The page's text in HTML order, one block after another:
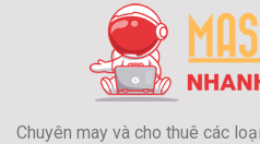
Chuyên may và cho thuê các